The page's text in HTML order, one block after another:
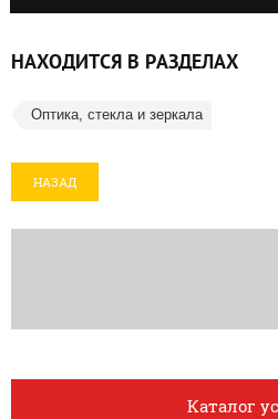
НАХОДИТСЯ В РАЗДЕЛАХ
Оптика, стекла и зеркала
НАЗАД
Каталог